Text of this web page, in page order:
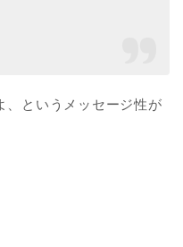
、というメッセージ性が